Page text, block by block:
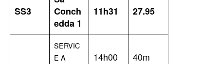
SS3
Conch
edda 1
11h31 27.95
SERVIC
E A
14h00 40m